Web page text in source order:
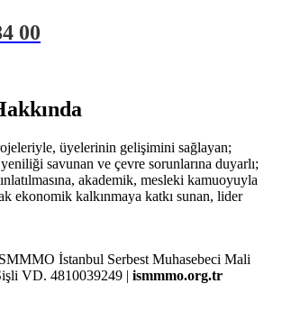
00
üyelerinin gelişimini sağlayan;
savunan ve çevre sorunlarına duyarlı;
akademik, mesleki kamuoyuyla
ekonomik kalkınmaya katkı sunan, lider
İstanbul Serbest Muhasebeci Mali
VD. 4810039249 | ismmmo.org.tr